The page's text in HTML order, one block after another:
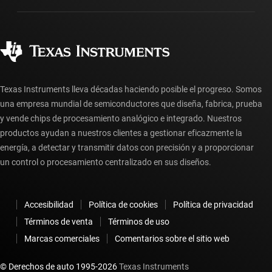
Fabricación
Preguntas frecuentes sobre la cuenta myTI
Preguntas frecuentes sobre pedidos
Texas Instruments lleva décadas haciendo posible el progreso. Somos
una empresa mundial de semiconductores que diseña, fabrica, prueba
y vende chips de procesamiento analógico e integrado. Nuestros
productos ayudan a nuestros clientes a gestionar eficazmente la
energía, a detectar y transmitir datos con precisión y a proporcionar
un control o procesamiento centralizado en sus diseños.
Accesibilidad Política de cookies
Política de privacidad
Términos de venta
Términos de uso
Marcas comerciales
Comentarios sobre el sitio web
© Derechos de auto 1995-2026Texas Instruments